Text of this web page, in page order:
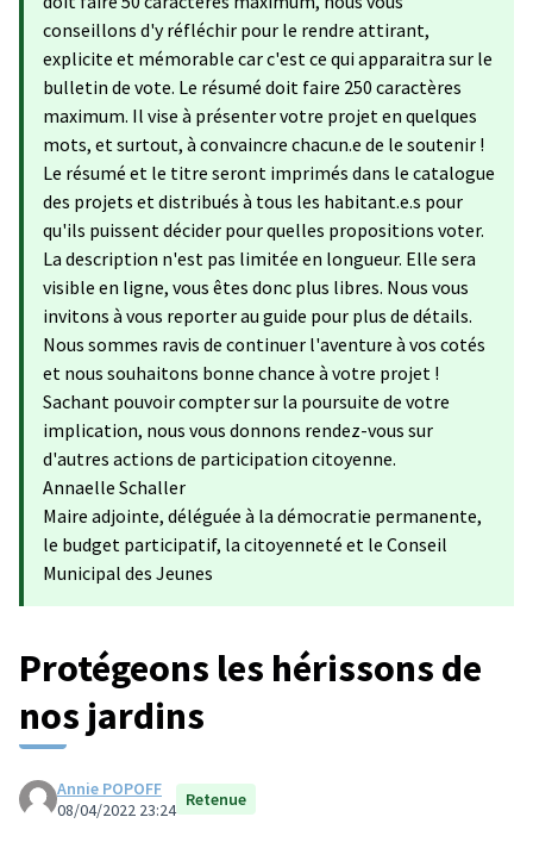
conseillons d'y réfléchir pour le rendre attirant,
explicite et mémorable car c'est ce qui apparaitra sur le
bulletin de vote. Le résumé doit faire 250 caractères
maximum. Il vise à présenter votre projet en quelques
mots, et surtout, à convaincre chacun.e de le soutenir !
Le résumé et le titre seront imprimés dans le catalogue
des projets et distribués à tous les habitant.e.s pour
qu'ils puissent décider pour quelles propositions voter.
La description n'est pas limitée en longueur. Elle sera
visible en ligne, vous êtes donc plus libres. Nous vous
invitons à vous reporter au guide pour plus de détails.
Nous sommes ravis de continuer l'aventure à vos cotés
et nous souhaitons bonne chance à votre projet !
Sachant pouvoir compter sur la poursuite de votre
implication, nous vous donnons rendez-vous sur
d'autres actions de participation citoyenne.
Annaelle Schaller
Maire adjointe, déléguée à la démocratie permanente,
le budget participatif, la citoyenneté et le Conseil
Municipal des Jeunes
Protégeons les hérissons de
nos jardins
Annie POPOFF
08/04/2022 23:24 Retenue